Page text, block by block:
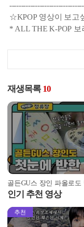
☆KPOP 영상이 보고
* ALL THE K-POP 보
재생목록 10
인기 추천 영상
추천